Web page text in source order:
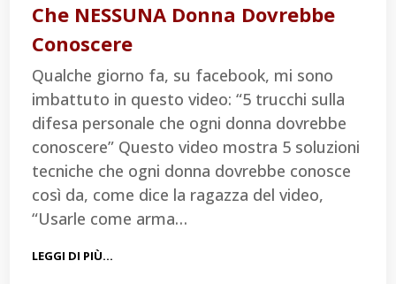
Che NESSUNA Donna Dovrebbe
Conoscere
Qualche giorno fa, su facebook, mi sono
imbattuto in questo video: “5 trucchi sulla
difesa personale che ogni donna dovrebbe
conoscere” Questo video mostra 5 soluzioni
tecniche che ogni donna dovrebbe conosce
così da, come dice la ragazza del video,
“Usarle come arma…
LEGGI DI PIÙ…